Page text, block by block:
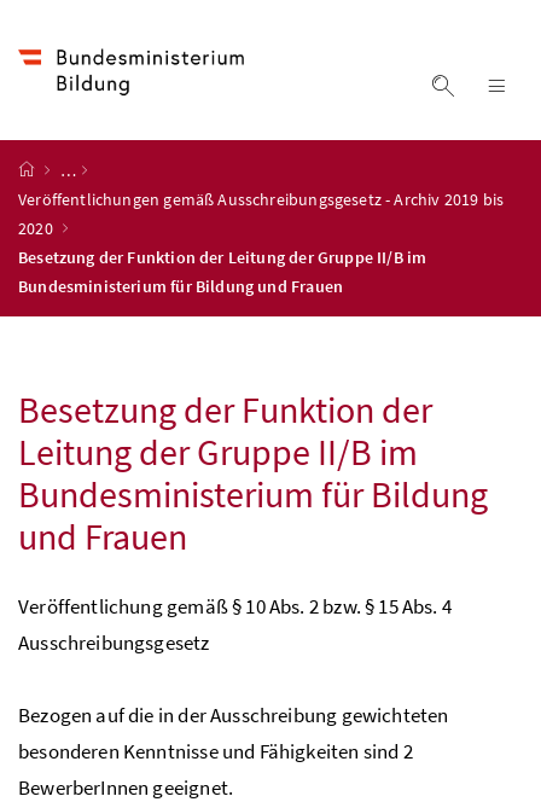
Suche
Startseite
…
Veröffentlichungen gemäß Ausschreibungsgesetz - Archiv 2019 bis
2020
Besetzung der Funktion der Leitung der Gruppe II/B im
Bundesministerium für Bildung und Frauen
Besetzung der Funktion der
Leitung der Gruppe II/B im
Bundesministerium für Bildung
und Frauen
Veröffentlichung gemäß § 10 Abs. 2 bzw. § 15 Abs. 4
Ausschreibungsgesetz
Bezogen auf die in der Ausschreibung gewichteten
besonderen Kenntnisse und Fähigkeiten sind 2
BewerberInnen geeignet.